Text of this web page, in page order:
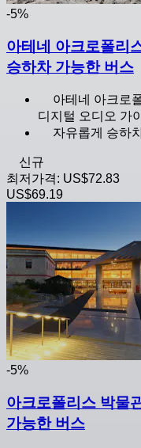
-5%
아테네 아크로폴리
승하차 가능한 버스
아테네 아크로
디지털 오디오 가
자유롭게 승하
신규
최저가격: US$72.83
US$69.19
-5%
아크로폴리스 박물
가능한 버스